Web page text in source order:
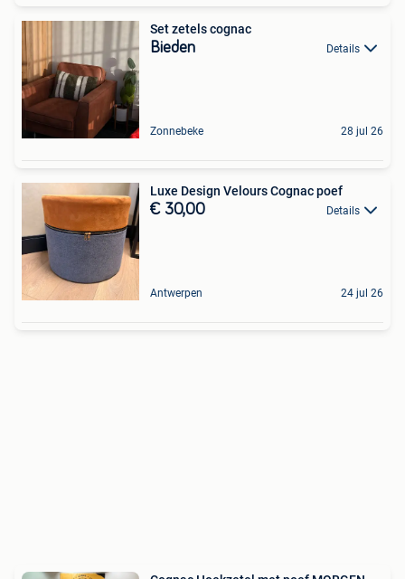
Set zetels cognac
Bieden Details
Zonnebeke 28 jul 26
Luxe Design Velours Cognac poef
€ 30,00 Details
Antwerpen 24 jul 26